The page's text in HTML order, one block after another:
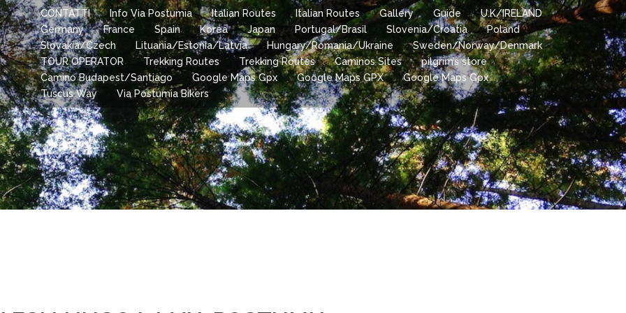
CONTATTI Info Via Postumia Italian Routes Italian Routes Gallery Guide
U.K/IRELAND
Germany
France Spain Korea Japan Portugal/Brasil Slovenia/Croatia
Poland
Slovakia/Czech
Lituania/Estonia/Latvia Hungary/Romania/Ukraine
Sweden/Norway/Denmark
TOUR OPERATOR
Trekking Routes Trekking Routes Caminos Sites
pilgrim’s store
Camino Budapest/Santiago
Google Maps Gpx Google Maps GPX
Google Maps Gpx
Tuscus Way
Via Postumia Bikers